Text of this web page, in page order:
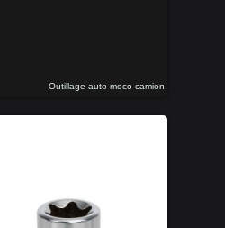
Outillage auto moco camion